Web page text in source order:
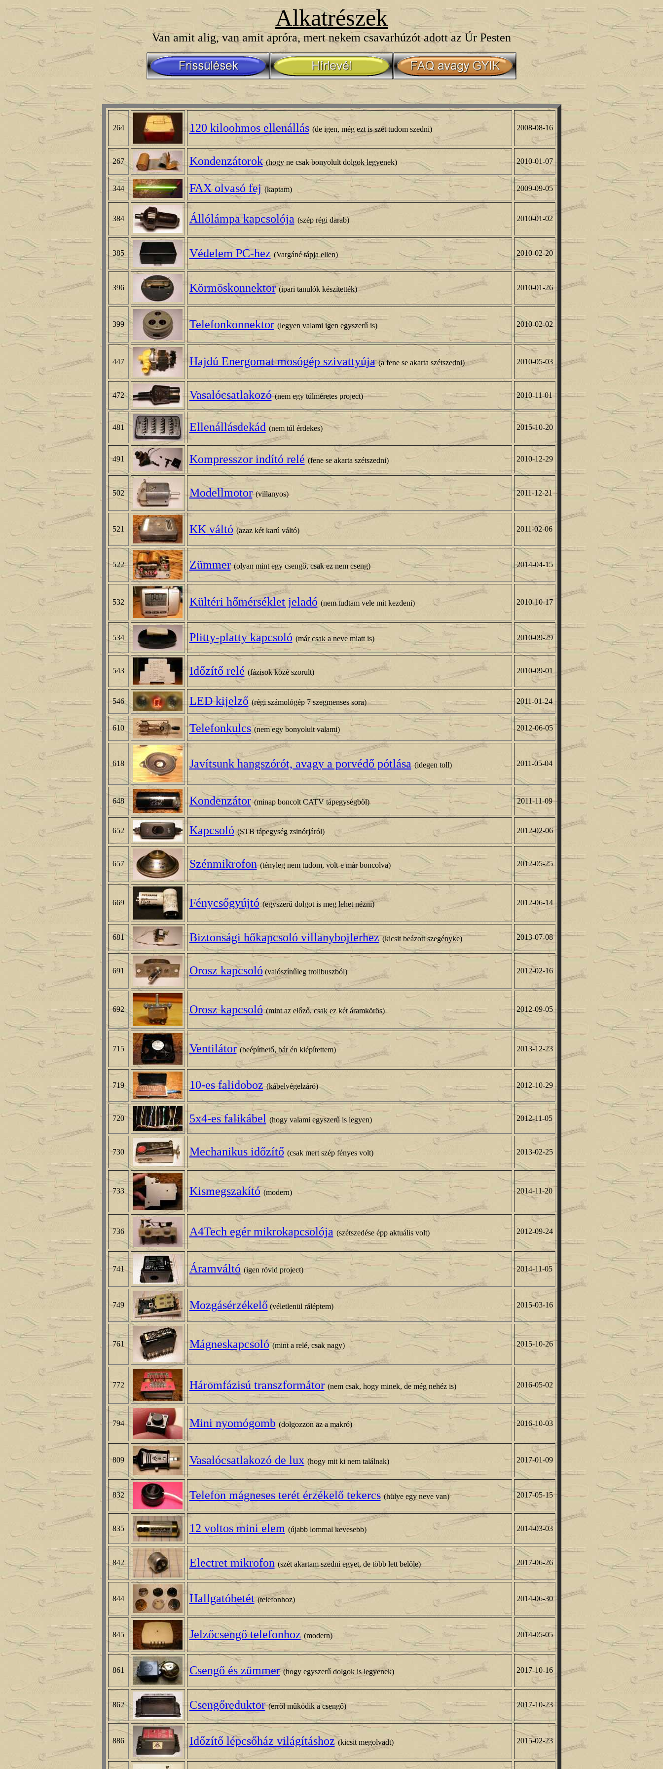
Alkatrészek
Van amit alig, van amit apróra, mert nekem csavarhúzót adott az Úr Pesten
264 120 kiloohmos ellenállás (de igen, még ezt is szét tudom szedni) 2008-08-16
267 Kondenzátorok (hogy ne csak bonyolult dolgok legyenek) 2010-01-07
344 FAX olvasó fej (kaptam) 2009-09-05
384 Állólámpa kapcsolója (szép régi darab) 2010-01-02
385 Védelem PC-hez (Vargáné tápja ellen) 2010-02-20
396 Körmöskonnektor (ipari tanulók készítették) 2010-01-26
399 Telefonkonnektor (legyen valami igen egyszerű is) 2010-02-02
447 Hajdú Energomat mosógép szivattyúja (a fene se akarta szétszedni) 2010-05-03
472 Vasalócsatlakozó (nem egy túlméretes project) 2010-11-01
481 Ellenállásdekád (nem túl érdekes) 2015-10-20
491 Kompresszor indító relé (fene se akarta szétszedni) 2010-12-29
502 Modellmotor (villanyos) 2011-12-21
521 KK váltó (azaz két karú váltó) 2011-02-06
522 Zümmer (olyan mint egy csengő, csak ez nem cseng) 2014-04-15
532 Kültéri hőmérséklet jeladó (nem tudtam vele mit kezdeni) 2010-10-17
534 Plitty-platty kapcsoló (már csak a neve miatt is) 2010-09-29
543 Időzítő relé (fázisok közé szorult) 2010-09-01
546 LED kijelző (régi számológép 7 szegmenses sora) 2011-01-24
610 Telefonkulcs (nem egy bonyolult valami) 2012-06-05
618 Javítsunk hangszórót, avagy a porvédő pótlása (idegen toll) 2011-05-04
648 Kondenzátor (minap boncolt CATV tápegységből) 2011-11-09
652 Kapcsoló (STB tápegység zsinórjáról) 2012-02-06
657 Szénmikrofon (tényleg nem tudom, volt-e már boncolva) 2012-05-25
669 Fénycsőgyújtó (egyszerű dolgot is meg lehet nézni) 2012-06-14
681 Biztonsági hőkapcsoló villanybojlerhez (kicsit beázott szegényke) 2013-07-08
691 Orosz kapcsoló (valószínűleg trolibuszból) 2012-02-16
692 Orosz kapcsoló (mint az előző, csak ez két áramkörös) 2012-09-05
715 Ventilátor (beépíthető, bár én kiépítettem) 2013-12-23
719 10-es falidoboz (kábelvégelzáró) 2012-10-29
720 5x4-es falikábel (hogy valami egyszerű is legyen) 2012-11-05
730 Mechanikus időzítő (csak mert szép fényes volt) 2013-02-25
733 Kismegszakító (modern) 2014-11-20
736 A4Tech egér mikrokapcsolója (szétszedése épp aktuális volt) 2012-09-24
741 Áramváltó (igen rövid project) 2014-11-05
749 Mozgásérzékelő (véletlenül ráléptem) 2015-03-16
761 Mágneskapcsoló (mint a relé, csak nagy) 2015-10-26
772 Háromfázisú transzformátor (nem csak, hogy minek, de még nehéz is) 2016-05-02
794 Mini nyomógomb (dolgozzon az a makró) 2016-10-03
809 Vasalócsatlakozó de lux (hogy mit ki nem találnak) 2017-01-09
832 Telefon mágneses terét érzékelő tekercs (hülye egy neve van) 2017-05-15
835 12 voltos mini elem (újabb lommal kevesebb) 2014-03-03
842 Electret mikrofon (szét akartam szedni egyet, de több lett belőle) 2017-06-26
844 Hallgatóbetét (telefonhoz) 2014-06-30
845 Jelzőcsengő telefonhoz (modern) 2014-05-05
861 Csengő és zümmer (hogy egyszerű dolgok is legyenek) 2017-10-16
862 Csengőreduktor (erről működik a csengő) 2017-10-23
886 Időzítő lépcsőház világításhoz (kicsit megolvadt) 2015-02-23